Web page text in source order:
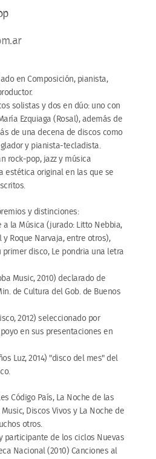
en Composición, pianista,
solistas y dos en dúo: uno con
Ezquiaga (Rosal), además de
de una decena de discos como
y pianista-tecladista.
rock-pop, jazz y música
estética original en las que se
y distinciones:
la Música (jurado: Litto Nebbia,
y Roque Narvaja, entre otros),
disco, Le pondria una letra
Music, 2010) declarado de
de Cultura del Gob. de Buenos
2012) seleccionado por
en sus presentaciones en
Luz, 2014) "disco del mes" del
Código País, La Noche de las
Discos Vivos y La Noche de
otros.
participante de los ciclos Nuevas
Nacional (2010) Canciones al